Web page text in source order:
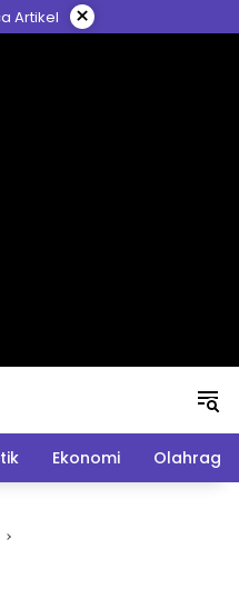
Artikel ×
Ekonomi Olahraga